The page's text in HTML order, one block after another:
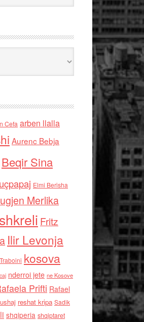
Cefa arben llalla
Aurenc Bebja
Beqir Sina
Elmi Berisha
Merlika
Fritz
Ilir Levonja
kosova
nderroi jete ne Kosove
Prifti Rafael
reshat kripa Sadik
shqiperia shqiptaret